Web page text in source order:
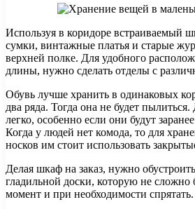
Используя в коридоре встраиваемый
сумки, винтажные платья и старые
верхней полке. Для удобного
длины, нужно сделать отделы с
Обувь лучше хранить в одинаковых
два ряда. Тогда она не будет пылиться.
легко, особенно если они будут
Когда у людей нет комода, то для
носков им стоит использовать
Делая шкаф на заказ, нужно
гладильной доски, которую не сложно
момент и при необходимости спрятать.